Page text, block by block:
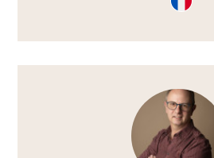
en
Voir